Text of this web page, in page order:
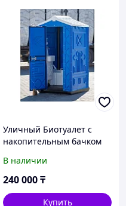
Уличный Биотуалет с
накопительным бачком
В наличии
240 000₸
Купить